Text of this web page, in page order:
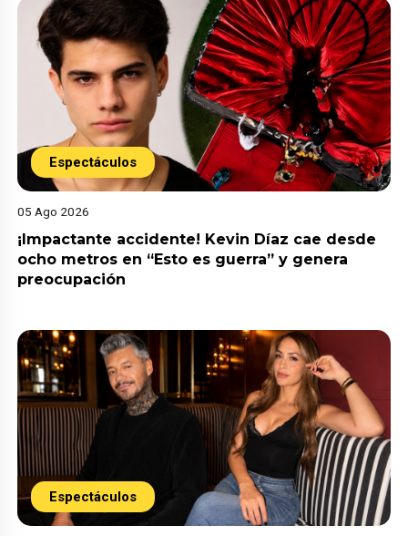
Espectáculos
05 Ago 2026
¡Impactante accidente! Kevin Díaz cae desde
ocho metros en “Esto es guerra” y genera
preocupación
Espectáculos